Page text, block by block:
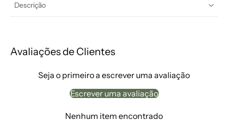
Descrição
Avaliações de Clientes
Seja o primeiro a escrever uma avaliação
Escrever uma avaliação
Nenhum item encontrado